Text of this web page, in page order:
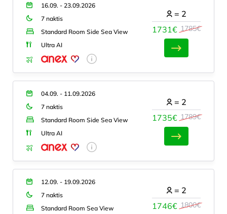
16.09. - 23.09.2026
7 naktis
Standard Room Side Sea View
Ultra AI
1731€ 1785€
= 2
04.09. - 11.09.2026
7 naktis
Standard Room Side Sea View
Ultra AI
1735€ 1789€
= 2
12.09. - 19.09.2026
7 naktis
Standard Room Sea View
1746€ 1800€
= 2